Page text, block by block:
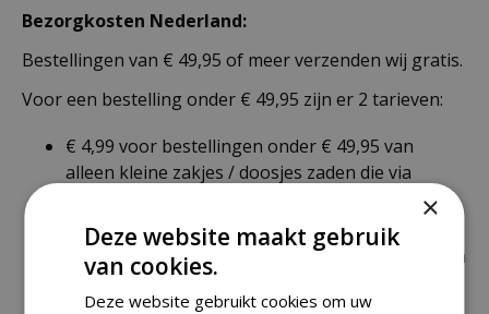
Bezorgkosten Nederland:
Bestellingen van € 49,95 of meer verzenden wij gratis.
Voor een bestelling onder € 49,95 zijn er 2 tarieven:
€ 4,99 voor bestellingen onder € 49,95 van
alleen kleine zakjes / doosjes zaden die via
€ 6,99 voor bestellingen onder € 49,95 voor de
rest van de producten die via pakketpost worden
verzonden.
×
Deze website maakt gebruik
van cookies.
Deze website gebruikt cookies om uw